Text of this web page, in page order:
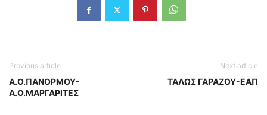
Previous article
Α.Ο.ΠΑΝΟΡΜΟΥ-
Α.Ο.ΜΑΡΓΑΡΙΤΕΣ
Next article
ΤΑΛΩΣ ΓΑΡΑΖΟΥ-ΕΑΠ